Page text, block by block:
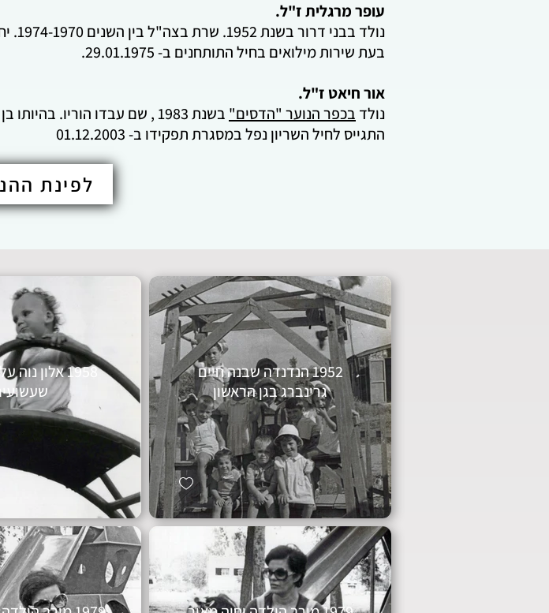
עופר מרגלית ז"ל.
בעת שירות מילואים בחיל התותחנים ב- 29.01.1975.
אור חיאט ז"ל.
נולד בכפר הנוער "הדסים"
התגייס לחיל השריון נפל במסגרת תפקידו ב- 01.12.2003
לפינת
1952 הנדנדה שבנה חיים
גרינברג בגן הראשון
1958 אלון נוה